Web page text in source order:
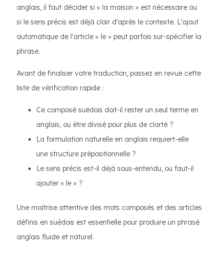
anglais, il faut décider si « la maison » est nécessaire ou
si le sens précis est déjà clair d'après le contexte. L'ajout
automatique de l'article « le » peut parfois sur-spécifier la
phrase.
Avant de finaliser votre traduction, passez en revue cette
liste de vérification rapide :
Ce composé suédois doit-il rester un seul terme en
anglais, ou être divisé pour plus de clarté ?
La formulation naturelle en anglais requiert-elle
une structure prépositionnelle ?
Le sens précis est-il déjà sous-entendu, ou faut-il
ajouter « le » ?
Une maîtrise attentive des mots composés et des articles
définis en suédois est essentielle pour produire un phrasé
anglais fluide et naturel.